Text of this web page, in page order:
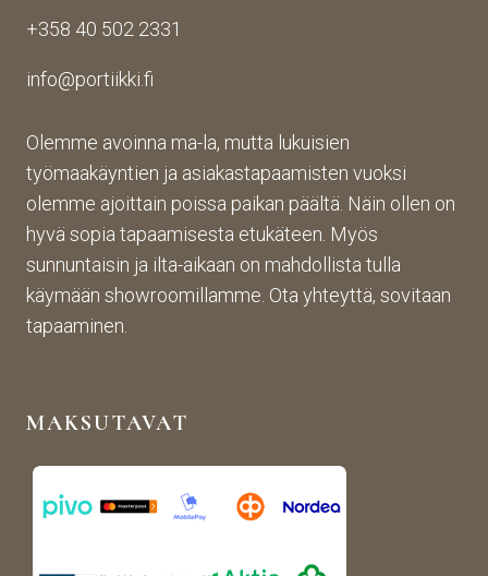
+358 40 502 2331
info@portiikki.fi
Olemme avoinna ma-la, mutta lukuisien
työmaakäyntien ja asiakastapaamisten vuoksi
olemme ajoittain poissa paikan päältä. Näin ollen on
hyvä sopia tapaamisesta etukäteen. Myös
sunnuntaisin ja ilta-aikaan on mahdollista tulla
käymään showroomillamme. Ota yhteyttä, sovitaan
tapaaminen.
MAKSUTAVAT